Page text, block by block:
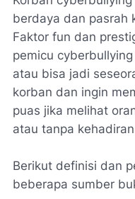
berdaya dan pasrah
Faktor fun dan
pemicu
atau bisa jadi
korban dan ingin
puas jika melihat
atau tanpa
Berikut definisi dan
beberapa sumber